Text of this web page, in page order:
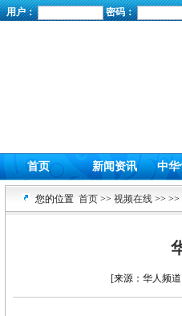
用户： 密码：
首页 新闻资讯 中华
您的位置 首页 >> 视频在线 >> >>
[来源：华人频